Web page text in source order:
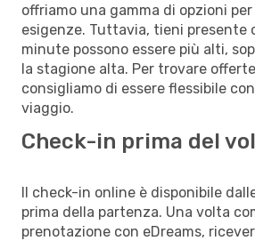
offriamo una gamma di opzioni
esigenze. Tuttavia, tieni presente
minute possono essere più alti,
la stagione alta. Per trovare
consigliamo di essere flessibile
viaggio.
Check-in prima del
Il check-in online è disponibile
prima della partenza. Una volta
prenotazione con eDreams,